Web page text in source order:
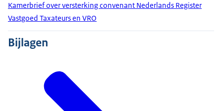
Kamerbrief over versterking convenant Nederlands Register
Vastgoed Taxateurs en VRO
Bijlagen